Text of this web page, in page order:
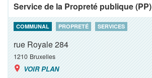
Service de la Propreté publique (PP)
COMMUNAL PROPRETÉ SERVICES
rue Royale 284
1210 Bruxelles
VOIR PLAN